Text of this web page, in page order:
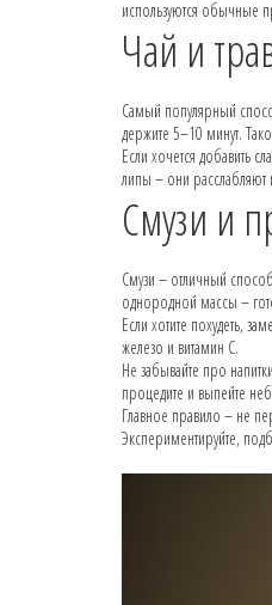
используются обычные
Чай и
Самый популярный
держите 5–10 минут.
Если хочется добавить
липы – они расслабляют
Смузи и
Смузи – отличный
однородной массы –
Если хотите похудеть,
железо и витамин С.
Не забывайте про
процедите и выпейте
Главное правило – не
Экспериментируйте,